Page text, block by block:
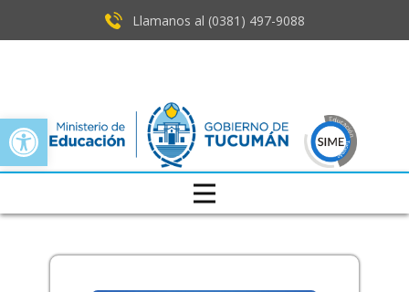
Open toolbar
Llamanos al (0381) ​497-9088